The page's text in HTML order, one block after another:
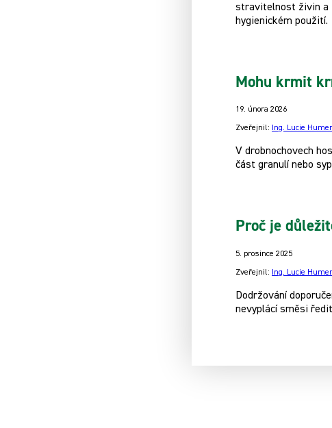
stravitelnost živin a
hygienickém použití.
Mohu krmit
19. února 2026
Zveřejnil: Ing. Lucie
V drobnochovech
část granulí nebo
Proč je
5. prosince 2025
Zveřejnil: Ing. Lucie
Dodržování
nevyplácí směsi